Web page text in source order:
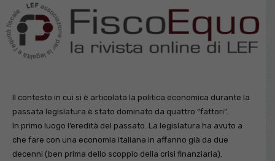
Il contesto in cui si è articolata la politica economica durante la
passata legislatura è stato dominato da quattro “fattori”.
In primo luogo l’eredità del passato. La legislatura ha avuto a
che fare con una economia italiana in affanno già da due
decenni (ben prima dello scoppio della crisi finanziaria).